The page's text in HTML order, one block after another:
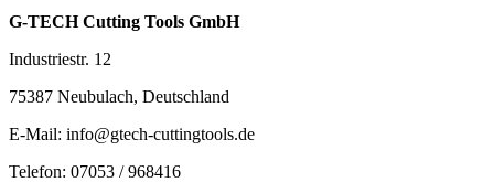
G-TECH Cutting Tools GmbH
Industriestr. 12
75387 Neubulach, Deutschland
E-Mail: info@gtech-cuttingtools.de
Telefon: 07053 / 968416